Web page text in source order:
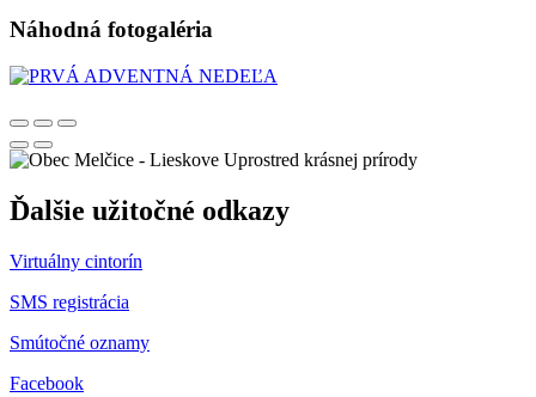
Náhodná fotogaléria
Uprostred krásnej prírody
Ďalšie užitočné odkazy
Virtuálny cintorín
SMS registrácia
Smútočné oznamy
Facebook